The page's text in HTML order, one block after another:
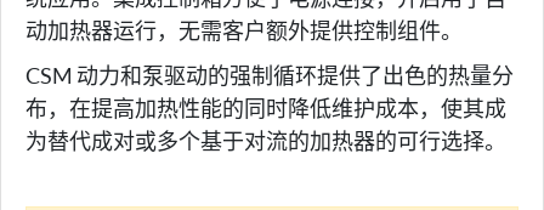
动加热器运行，无需客户额外提供控制组件。
CSM 动力和泵驱动的强制循环提供了出色的热量分
布，在提高加热性能的同时降低维护成本，使其成
为替代成对或多个基于对流的加热器的可行选择。